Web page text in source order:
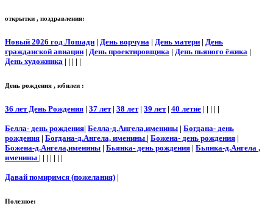
открытки , поздравления:
Новый 2026 год Лошади | День ворчуна | День матери | День
гражданской авиации | День проектировщика | День пьяного ёжика |
День художника | | | | |
День рождения , юбилеи :
36 лет День Рождения | 37 лет| 38 лет| 39 лет| 40 летие | | | | |
Белла- день рождения| Белла-д.Ангела,именины | Богдана- день
рождения | Богдана-д.Ангела, именины | Божена- день рождения |
Божена-д.Ангела,именины | Бьянка- день рождения | Бьянка-д.Ангела ,
именины | | | | | | |
Давай помиримся (пожелания) |
Полезное: